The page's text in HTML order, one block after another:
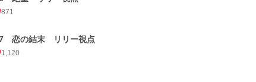
871
恋の結末 リリー視点
1,120